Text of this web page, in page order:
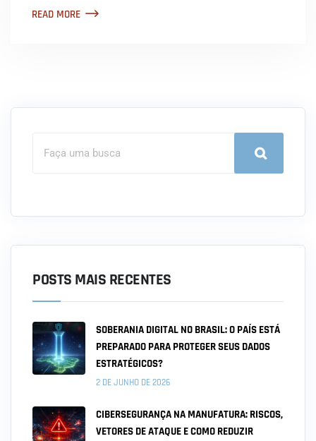
READ MORE
POSTS MAIS RECENTES
SOBERANIA DIGITAL NO BRASIL: O PAÍS ESTÁ
PREPARADO PARA PROTEGER SEUS DADOS
ESTRATÉGICOS?
2 DE JUNHO DE 2026
CIBERSEGURANÇA NA MANUFATURA: RISCOS,
VETORES DE ATAQUE E COMO REDUZIR